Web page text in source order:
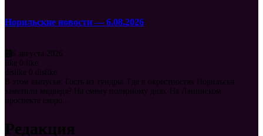
Норильские новости — 6.08.2026
6 августа 2026
like
0
like
dislike
0 dislike
В этом выпуске: Гость из тундры. Где в окрестностях Норильска
заметили медведя? На смену полярному дню. На Ленинском
проспекте скоро...
Редакция